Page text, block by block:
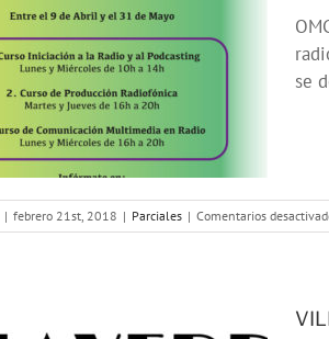
se
| febrero 21st, 2018 | Parciales | Comentarios